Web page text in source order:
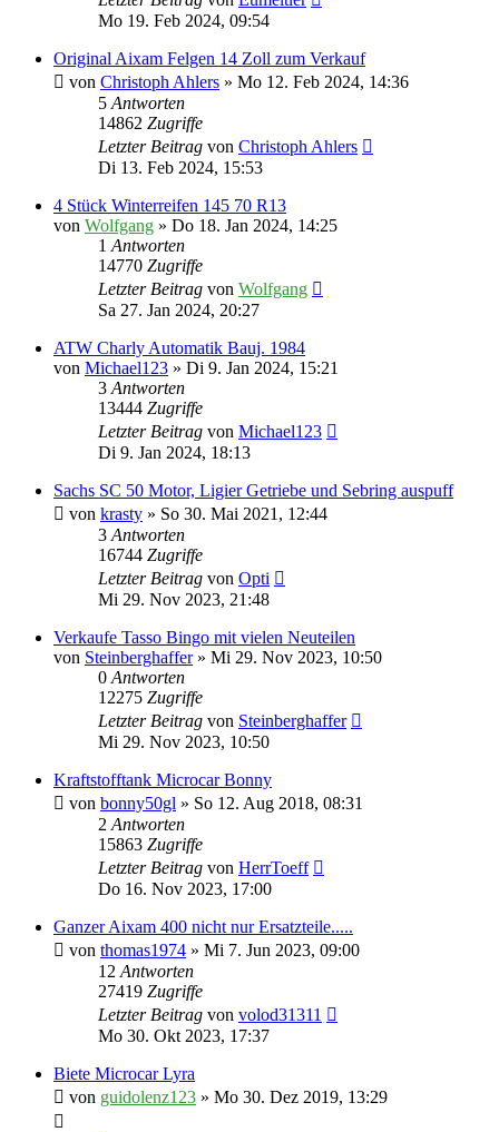
Mo 19. Feb 2024, 09:54
Original Aixam Felgen 14 Zoll zum Verkauf
von Christoph Ahlers » Mo 12. Feb 2024, 14:36
5Antworten
14862 Zugriffe
Letzter Beitrag von Christoph Ahlers
Di 13. Feb 2024, 15:53
4 Stück Winterreifen 145 70 R13
von Wolfgang » Do 18. Jan 2024, 14:25
1Antworten
14770 Zugriffe
Letzter Beitrag von Wolfgang
Sa 27. Jan 2024, 20:27
ATW Charly Automatik Bauj. 1984
von Michael123 » Di 9. Jan 2024, 15:21
3Antworten
13444 Zugriffe
Letzter Beitrag von Michael123
Di 9. Jan 2024, 18:13
Sachs SC 50 Motor, Ligier Getriebe und Sebring auspuff
von krasty » So 30. Mai 2021, 12:44
3Antworten
16744 Zugriffe
Letzter Beitrag von Opti
Mi 29. Nov 2023, 21:48
Verkaufe Tasso Bingo mit vielen Neuteilen
von Steinberghaffer» Mi 29. Nov 2023, 10:50
0Antworten
12275 Zugriffe
Letzter Beitrag von Steinberghaffer
Mi 29. Nov 2023, 10:50
Kraftstofftank Microcar Bonny
von bonny50gl » So 12. Aug 2018, 08:31
2Antworten
15863 Zugriffe
Letzter Beitrag von HerrToeff
Do 16. Nov 2023, 17:00
Ganzer Aixam 400 nicht nur Ersatzteile.....
von thomas1974 » Mi 7. Jun 2023, 09:00
12Antworten
27419 Zugriffe
Letzter Beitrag von volod31311
Mo 30. Okt 2023, 17:37
Biete Microcar Lyra
von guidolenz123 » Mo 30. Dez 2019, 13:29